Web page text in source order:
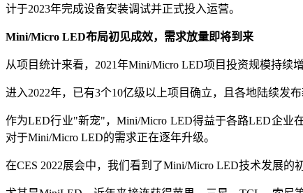
计于2023年完成设备安装调试并正式投入运营。
Mini/Micro LED布局初见成效，需求放量即将到来
从项目统计来看，2021年Mini/Micro LED项目投资规模持续
进入2022年，已有3个10亿级以上项目确立，且各地陆续发
作为LED行业"新宠"，Mini/Micro LED得益于各路LED企业
对于Mini/Micro LED的需求正在逐年升级。
在CES 2022展会中，我们看到了Mini/Micro LED技术发展